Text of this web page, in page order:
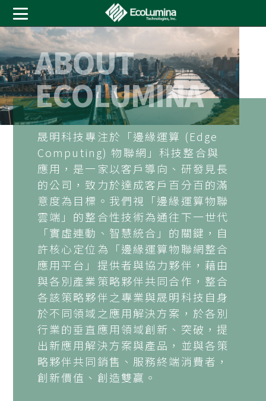
ABOUT
ECOLUMINA
晟明科技專注於「邊緣運算 (Edge
Computing) 物聯網」科技整合與
應用，是一家以客戶導向、研發見長
的公司，致力於達成客戶百分百的滿
意度為目標。我們視「邊緣運算物聯
雲端」的整合性技術為通往下一世代
「實虛連動、智慧統合」的關鍵，自
許核心定位為「邊緣運算物聯網整合
應用平台」提供者與協力夥伴，藉由
與各別產業策略夥伴共同合作，整合
各該策略夥伴之專業與晟明科技自身
於不同領域之應用解決方案，於各別
行業的垂直應用領域創新、突破，提
出新應用解決方案與產品，並與各策
略夥伴共同銷售、服務終端消費者，
創新價值、創造雙贏。